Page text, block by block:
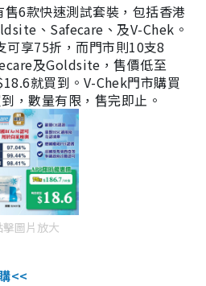
6款快速測試套裝，包括香港
、Safecare、及V-Chek。
享75折，而門市則10支8
及Goldsite，售價低至
就買到。V-Chek門市購買
，數量有限，售完即止。
擊圖片放大
<<